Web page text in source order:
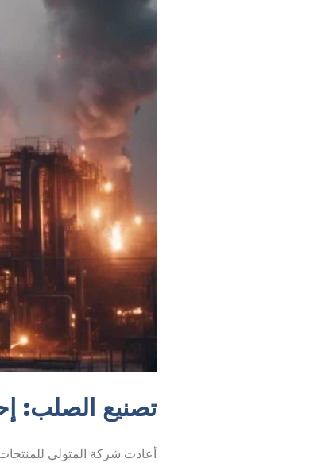
تصنيع الصلب:
أعادت شركة المتولي